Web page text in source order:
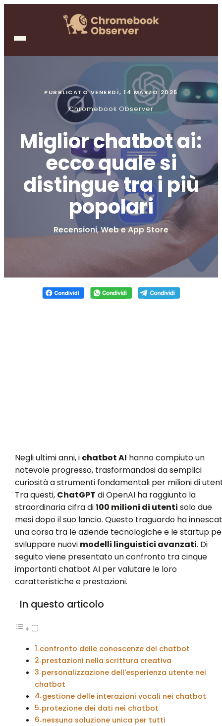
PUBBLICATOVENERDÌ, 14 MARZO 2025
Chromebook Observer
Miglior chatbot ai:
ecco quale si
distingue tra i più
popolari
Recensioni,Web e App Store
Negli ultimi anni, i chatbot AI hanno compiuto un
notevole progresso, trasformandosi da semplici
curiosità a strumenti fondamentali per milioni di
Tra questi, ChatGPT di OpenAI ha raggiunto la
straordinaria cifra di100 milioni di utenti solo due
mesi dopo il suo lancio. Questo traguardo ha
una corsa tra le aziende tecnologiche e le startup
sviluppare nuovi modelli linguistici avanzati. Di
seguito viene presentato un confronto tra cinque
importanti chatbot AI per valutare le loro
caratteristiche e prestazioni.
In questo articolo
confronto delle conoscenze dei chatbot
prestazioni nella scrittura creativa
personalizzazione dell'esperienza utente nei
chatbot
gestione delle interazioni vocali nei chatbot
protezione dei dati nei chatbot
nessuna soluzione unica per tutti